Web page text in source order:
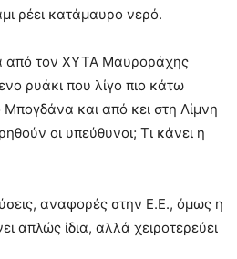
ρέει κατάμαυρο νερό.
από τον ΧΥΤΑ Μαυροράχης
ρυάκι που λίγο πιο κάτω
και από κει στη Λίμνη
οι υπεύθυνοι; Τι κάνει η
αναφορές στην Ε.Ε., όμως η
απλώς ίδια, αλλά χειροτερεύει